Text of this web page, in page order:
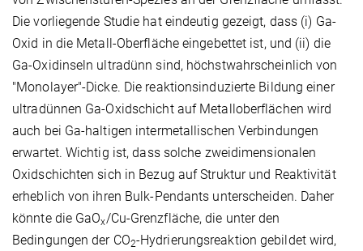
Die vorliegende Studie hat eindeutig gezeigt, dass (i) Ga-
Oxid in die Metall-Oberfläche eingebettet ist, und (ii) die
Ga-Oxidinseln ultradünn sind, höchstwahrscheinlich von
"Monolayer"-Dicke. Die reaktionsinduzierte Bildung einer
ultradünnen Ga-Oxidschicht auf Metalloberflächen wird
auch bei Ga-haltigen intermetallischen Verbindungen
erwartet. Wichtig ist, dass solche zweidimensionalen
Oxidschichten sich in Bezug auf Struktur und Reaktivität
erheblich von ihren Bulk-Pendants unterscheiden. Daher
könnte die GaOx/Cu-Grenzfläche, die unter den
Bedingungen der CO2-Hydrierungsreaktion gebildet wird,